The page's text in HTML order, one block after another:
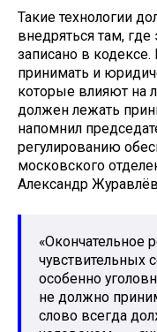
Такие технологии
внедряться там,
записано в
принимать и
которые влияют на
должен лежать
напомнил
регулированию
московского
Александр
«Окончательное
чувствительных
особенно
не должно
слово всегда